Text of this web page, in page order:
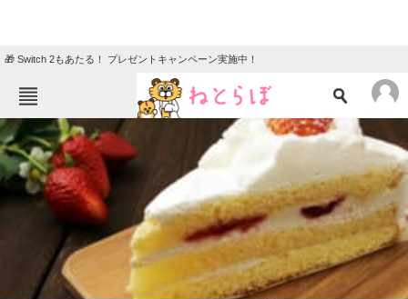
🎁 Switch 2もあたる！ プレゼントキャンペーン実施中！
ねとらぼメニュー
TOP ニュース
エンタメ
地域
教育・育児
リサーチ